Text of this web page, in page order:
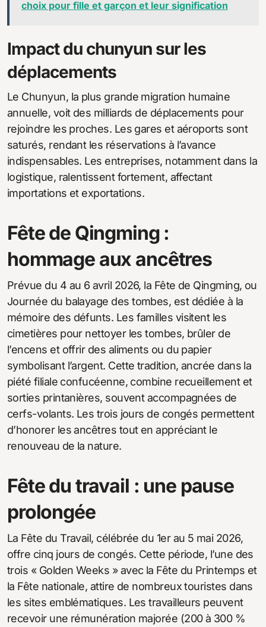
choix pour fille et garçon et leur signification
Impact du chunyun sur les
déplacements
Le Chunyun, la plus grande migration humaine
annuelle, voit des milliards de déplacements pour
rejoindre les proches. Les gares et aéroports sont
saturés, rendant les réservations à l’avance
indispensables. Les entreprises, notamment dans la
logistique, ralentissent fortement, affectant
importations et exportations.
Fête de Qingming :
hommage aux ancêtres
Prévue du 4 au 6 avril 2026, la Fête de Qingming, ou
Journée du balayage des tombes, est dédiée à la
mémoire des défunts. Les familles visitent les
cimetières pour nettoyer les tombes, brûler de
l’encens et offrir des aliments ou du papier
symbolisant l’argent. Cette tradition, ancrée dans la
piété filiale confucéenne, combine recueillement et
sorties printanières, souvent accompagnées de
cerfs-volants. Les trois jours de congés permettent
d’honorer les ancêtres tout en appréciant le
renouveau de la nature.
Fête du travail : une pause
prolongée
La Fête du Travail, célébrée du 1er au 5 mai 2026,
offre cinq jours de congés. Cette période, l’une des
trois « Golden Weeks » avec la Fête du Printemps et
la Fête nationale, attire de nombreux touristes dans
les sites emblématiques. Les travailleurs peuvent
recevoir une rémunération majorée (200 à 300 %